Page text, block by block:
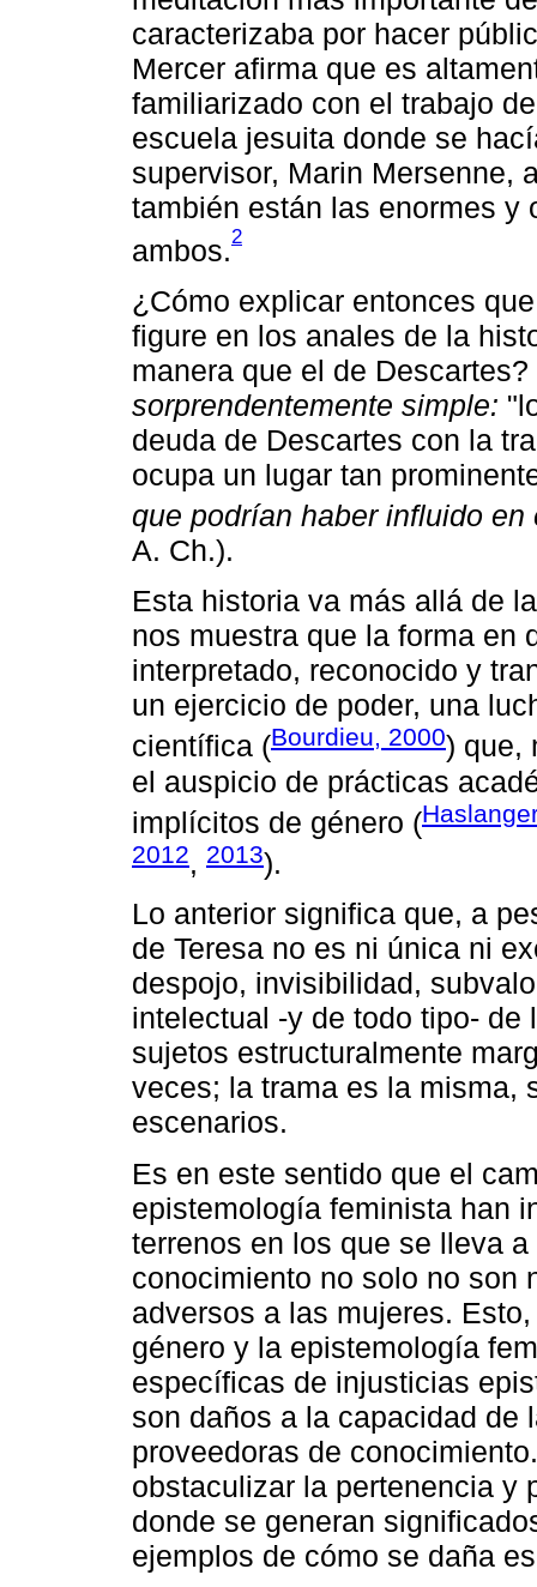
caracterizaba por hacer
Mercer afirma que es
familiarizado con el trabajo
escuela jesuita donde se
supervisor, Marin Mersenne,
también están las enormes y
ambos.2
¿Cómo explicar entonces
figure en los anales de la
manera que el de
sorprendentemente simple:
deuda de Descartes con la
ocupa un lugar tan
que podrían haber influido en
A. Ch.).
Esta historia va más allá de
nos muestra que la forma en
interpretado, reconocido y
un ejercicio de poder, una
científica (Bourdieu, 2000) que,
el auspicio de prácticas
implícitos de género (
2012, 2013).
Lo anterior significa que, a
de Teresa no es ni única ni
despojo, invisibilidad,
intelectual -y de todo tipo-
sujetos estructuralmente
veces; la trama es la misma,
escenarios.
Es en este sentido que el
epistemología feminista han
terrenos en los que se lleva
conocimiento no solo no son
adversos a las mujeres.
género y la epistemología
específicas de injusticias
son daños a la capacidad de
proveedoras de
obstaculizar la pertenencia y
donde se generan
ejemplos de cómo se daña